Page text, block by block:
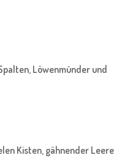
Löwenmünder und
Kisten, gähnender Leere